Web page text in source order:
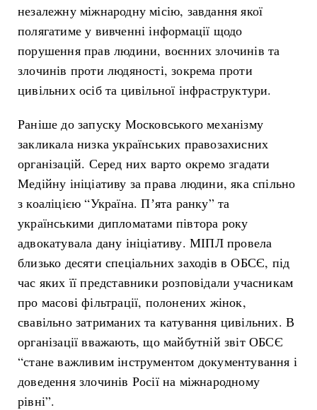
незалежну міжнародну місію, завдання якої
полягатиме у вивченні інформації щодо
порушення прав людини, воєнних злочинів та
злочинів проти людяності, зокрема проти
цивільних осіб та цивільної інфраструктури.
Раніше до запуску Московського механізму
закликала низка українських правозахисних
організацій. Серед них варто окремо згадати
Медійну ініціативу за права людини, яка спільно
з коаліцією “Україна. Пʼята ранку” та
українськими дипломатами півтора року
адвокатувала дану ініціативу. МІПЛ провела
близько десяти спеціальних заходів в ОБСЄ, під
час яких її представники розповідали учасникам
про масові фільтрації, полонених жінок,
свавільно затриманих та катування цивільних. В
організації вважають, що майбутній звіт ОБСЄ
“стане важливим інструментом документування і
доведення злочинів Росії на міжнародному
рівні”.